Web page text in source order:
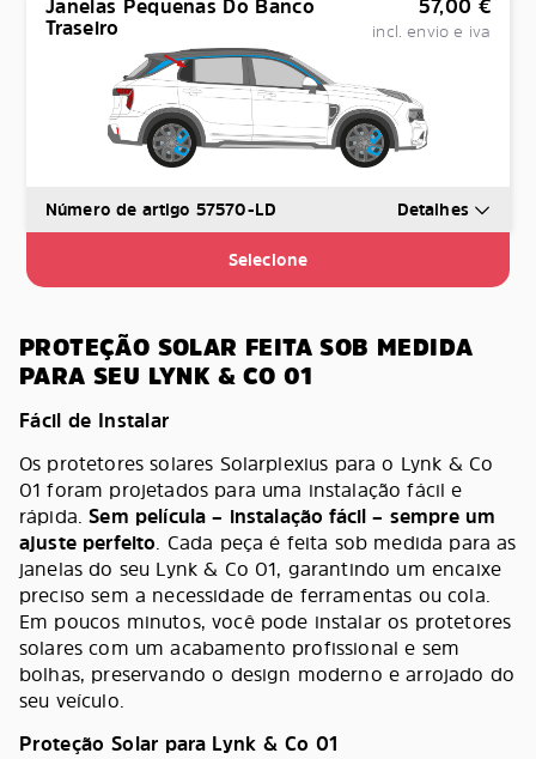
Janelas Pequenas Do Banco
Traseiro
57,00 €
incl. envio e iva
Número de artigo 57570-LD Detalhes
Selecione
PROTEÇÃO SOLAR FEITA SOB MEDIDA
PARA SEU LYNK & CO 01
Fácil de Instalar
Os protetores solares Solarplexius para o Lynk & Co
01 foram projetados para uma instalação fácil e
rápida.Sem película – instalação fácil – sempre um
ajuste perfeito. Cada peça é feita sob medida para as
janelas do seu Lynk & Co 01, garantindo um encaixe
preciso sem a necessidade de ferramentas ou cola.
Em poucos minutos, você pode instalar os protetores
solares com um acabamento profissional e sem
bolhas, preservando o design moderno e arrojado do
seu veículo.
Proteção Solar para Lynk & Co 01